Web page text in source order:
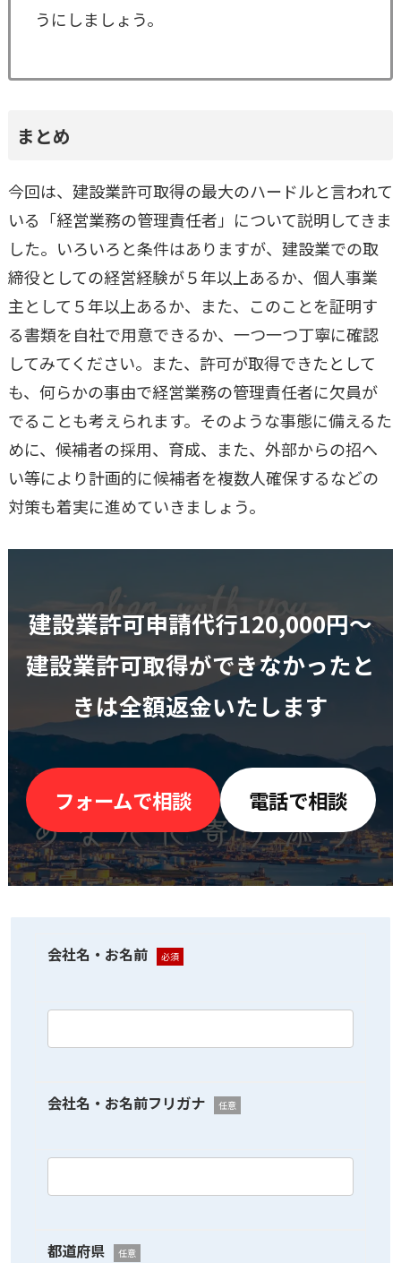
うにしましょう。
まとめ
今回は、建設業許可取得の最大のハードルと言われて
いる「経営業務の管理責任者」について説明してきま
した。いろいろと条件はありますが、建設業での取
締役としての経営経験が５年以上あるか、個人事業
主として５年以上あるか、また、このことを証明す
る書類を自社で用意できるか、一つ一つ丁寧に確認
してみてください。また、許可が取得できたとして
も、何らかの事由で経営業務の管理責任者に欠員が
でることも考えられます。そのような事態に備えるた
めに、候補者の採用、育成、また、外部からの招へ
い等により計画的に候補者を複数人確保するなどの
対策も着実に進めていきましょう。
建設業許可申請代行120,000円〜
建設業許可取得ができなかったと
きは全額返金いたします
フォームで相談 電話で相談
会社名・お名前 必須
会社名・お名前フリガナ 任意
都道府県 任意